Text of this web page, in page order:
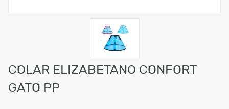
COLAR ELIZABETANO CONFORT
GATO PP